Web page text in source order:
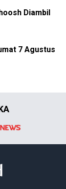
Diambil
7 Agustus